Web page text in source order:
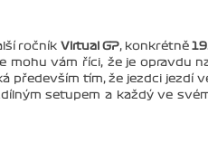
ročník Virtual GP, konkrétně
mohu vám říci, že je opravdu
především tím, že jezdci jezdí
setupem a každý ve